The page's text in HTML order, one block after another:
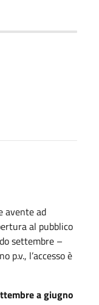
avente ad
al pubblico
settembre –
p.v., l’accesso è
a giugno